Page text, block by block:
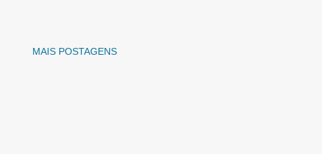
MAIS POSTAGENS